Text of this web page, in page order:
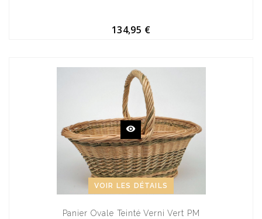
134,95 €
VOIR LES DÉTAILS
Panier Ovale Teinté Verni Vert PM